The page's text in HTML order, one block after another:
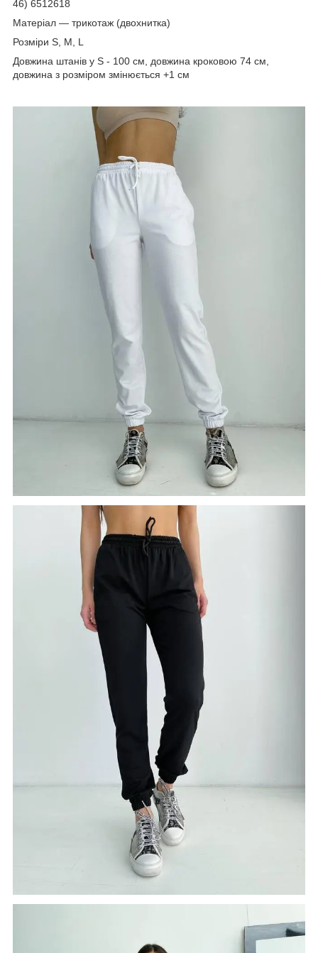
46) 6512618
Матеріал — трикотаж (двохнитка)
Розміри S, M, L
Довжина штанів у S - 100 см, довжина кроковою 74 см,
довжина з розміром змінюється +1 см